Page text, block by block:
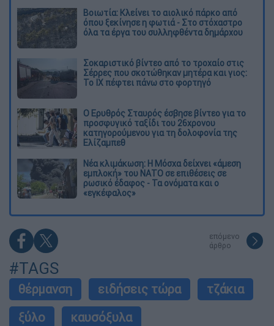
Βοιωτία: Κλείνει το αιολικό πάρκο από
όπου ξεκίνησε η φωτιά - Στο στόχαστρο
όλα τα έργα του συλληφθέντα δημάρχου
Σοκαριστικό βίντεο από το τροχαίο στις
Σέρρες που σκοτώθηκαν μητέρα και γιος:
Το ΙΧ πέφτει πάνω στο φορτηγό
Ο Ερυθρός Σταυρός έσβησε βίντεο για το
προσφυγικό ταξίδι του 26χρονου
κατηγορούμενου για τη δολοφονία της
Ελίζαμπεθ
Νέα κλιμάκωση: Η Μόσχα δείχνει «άμεση
εμπλοκή» του ΝΑΤΟ σε επιθέσεις σε
ρωσικό έδαφος - Τα ονόματα και ο
«εγκέφαλος»
επόμενο
άρθρο
#TAGS
θέρμανση ειδήσεις τώρα
τζάκια
ξύλο
καυσόξυλα